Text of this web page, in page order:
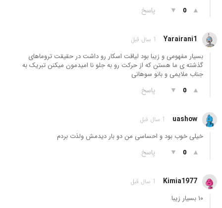
▲
0
▼ پاسخ
Yarairani1 1 سال قبل
بسیار مفهومی و زیبا بود لیاقت اسکار رو داشت در حقیقت تروماهای
گذشته ی ما هستن که از حرکت رو به جلو نا امیدمون میکنن تبریک به
جناب ملایمی و بانو سوهانی
▲
0
▼ پاسخ
uashow 1 سال قبل
خیلی خوب بود و احساسی من دو بار دیدمش ولذت بردم
▲
0
▼ پاسخ
Kimia1977 1 سال قبل
۱۰ بسیار زیبا